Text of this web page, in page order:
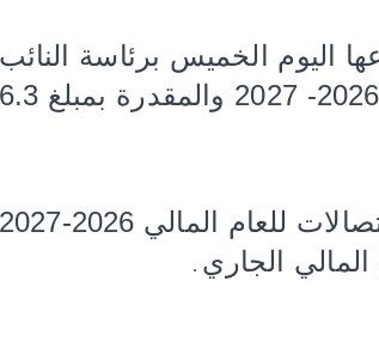
اليوم الخميس برئاسة
.